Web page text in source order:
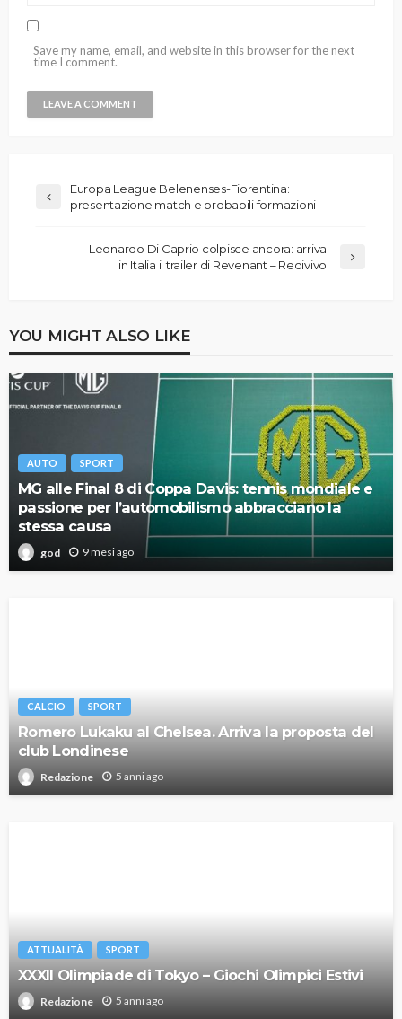
Save my name, email, and website in this browser for the next
time I comment.
Europa League Belenenses-Fiorentina:
presentazione match e probabili formazioni
Leonardo Di Caprio colpisce ancora: arriva
in Italia il trailer di Revenant – Redivivo
YOU MIGHT ALSO LIKE
AUTO SPORT
MG alle Final 8 di Coppa Davis: tennis mondiale e
passione per l’automobilismo abbracciano la
stessa causa
god 9 mesi ago
CALCIO SPORT
Romero Lukaku al Chelsea. Arriva la proposta del
club Londinese
Redazione 5 anni ago
ATTUALITÀ SPORT
XXXII Olimpiade di Tokyo – Giochi Olimpici Estivi
Redazione 5 anni ago